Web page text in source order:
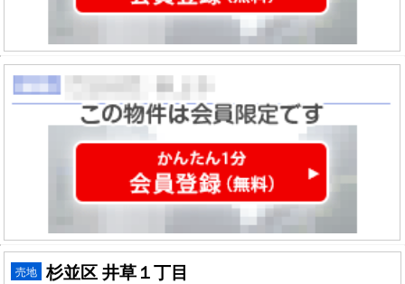
売地 杉並区 井草１丁目